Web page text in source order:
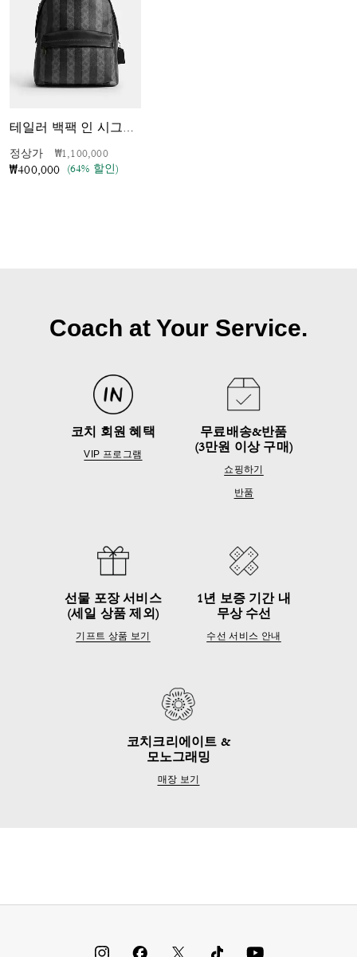
테일러 백팩 인 시그니처 캔버스 위드 스트라이프
정상가 가격 인하 전
₩1,100,000인하됨
₩400,000 (64% 할인)
Coach at Your Service.
코치 회원 혜택
VIP 프로그램
무료배송&반품
(3만원 이상 구매)
쇼핑하기
반품
선물 포장 서비스
(세일 상품 제외)
기프트 상품 보기
1년 보증 기간 내
무상 수선
수선 서비스 안내
코치크리에이트 &
모노그래밍
매장 보기